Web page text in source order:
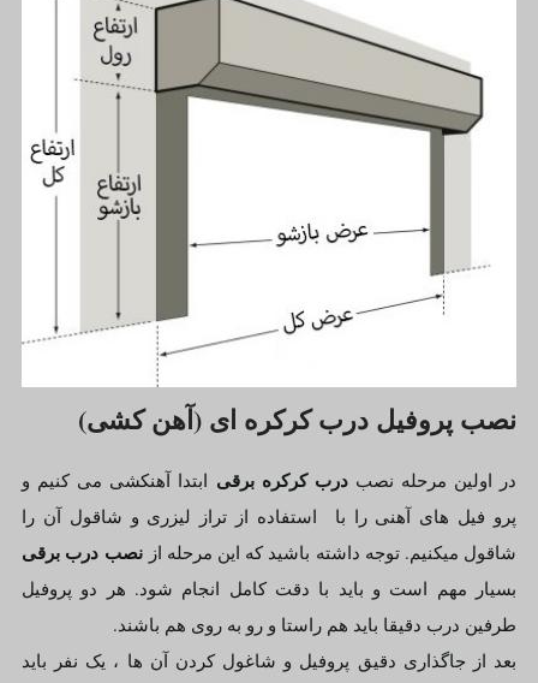
نصب پروفیل درب کرکره ای (آهن کشی)
در اولین مرحله نصب درب کرکره برقی ابتدا آهنکشی می کنیم و
پرو فیل های آهنی را با استفاده از تراز لیزری و شاقول آن را
شاقول میکنیم. توجه داشته باشید که این مرحله از نصب درب برقی
بسیار مهم است و باید با دقت کامل انجام شود. هر دو پروفیل
طرفین درب دقیقا باید هم راستا و رو به روی هم باشند.
بعد از جاگذاری دقیق پروفیل و شاغول کردن آن ها ، یک نفر باید